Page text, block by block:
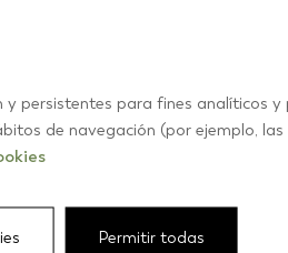
y persistentes para fines analíticos
de navegación (por ejemplo,
Permitir todas